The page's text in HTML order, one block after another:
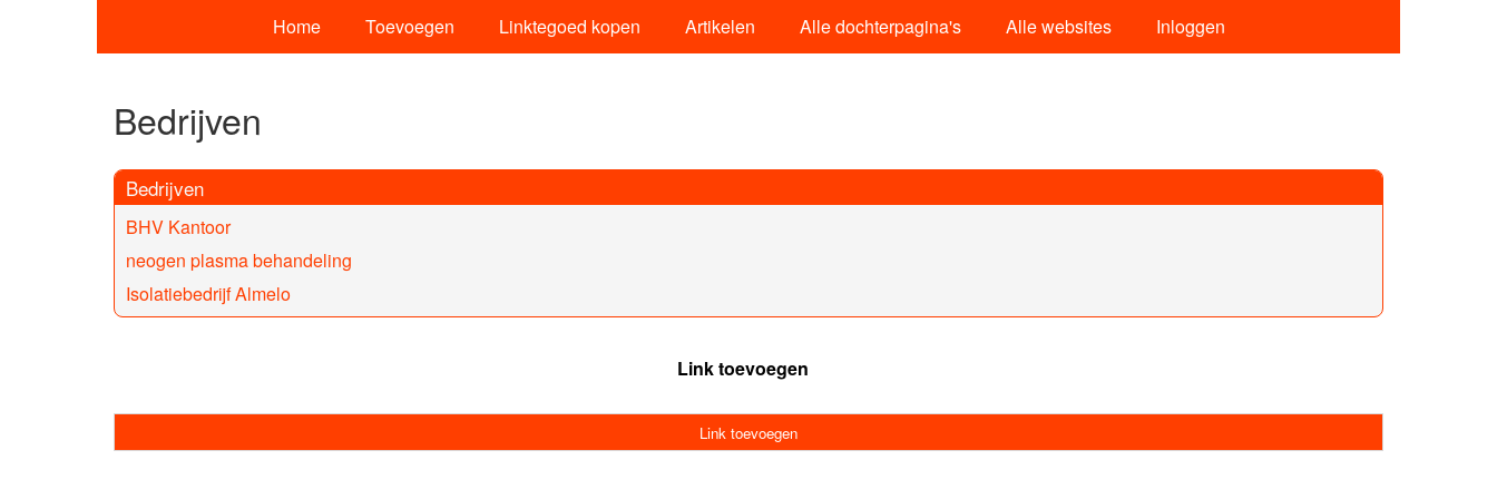
Home Toevoegen Linktegoed kopen Artikelen Alle dochterpagina's Alle websites Inloggen
Bedrijven
Bedrijven
BHV Kantoor
neogen plasma behandeling
Isolatiebedrijf Almelo
Link toevoegen
Link toevoegen